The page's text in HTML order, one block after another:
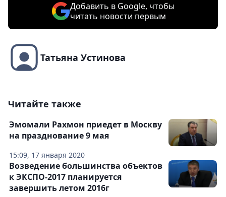
Добавить в Google, чтобы
читать новости первым
Татьяна Устинова
Читайте также
15:09, 17 января 2020
Эмомали Рахмон приедет в Москву
на празднование 9 мая
Возведение большинства объектов
к ЭКСПО-2017 планируется
завершить летом 2016г